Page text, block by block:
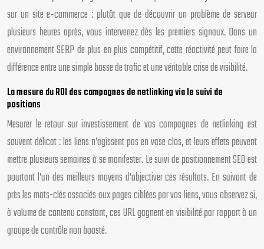
sur un site e‑commerce : plutôt que de découvrir un problème de serveur
plusieurs heures après, vous intervenez dès les premiers signaux. Dans un
environnement SERP de plus en plus compétitif, cette réactivité peut faire la
différence entre une simple bosse de trafic et une véritable crise de visibilité.
La mesure du ROI des campagnes de netlinking via le suivi de
positions
Mesurer le retour sur investissement de vos campagnes de netlinking est
souvent délicat : les liens n’agissent pas en vase clos, et leurs effets peuvent
mettre plusieurs semaines à se manifester. Le suivi de positionnement SEO est
pourtant l’un des meilleurs moyens d’objectiver ces résultats. En suivant de
près les mots-clés associés aux pages ciblées par vos liens, vous observez si,
à volume de contenu constant, ces URL gagnent en visibilité par rapport à un
groupe de contrôle non boosté.